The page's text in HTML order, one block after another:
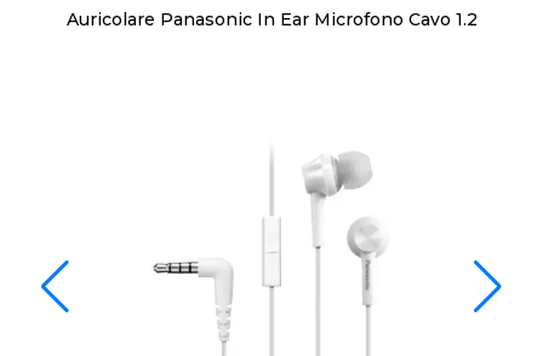
Auricolare Panasonic In Ear Microfono Cavo 1.2